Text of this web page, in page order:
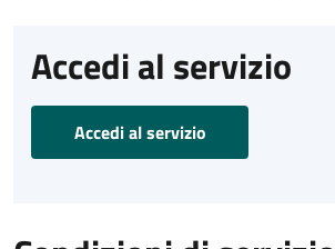
Accedi al servizio
Accedi al servizio